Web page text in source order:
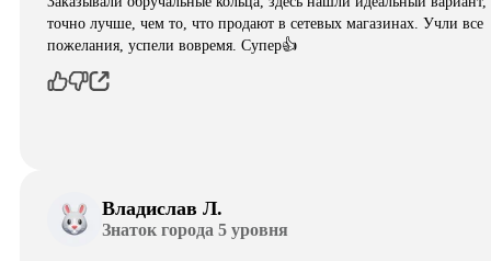
точно лучше, чем то, что продают в сетевых магазинах. Учли все
пожелания, успели вовремя. Супер👍
Владислав Л.
Знаток города 5 уровня